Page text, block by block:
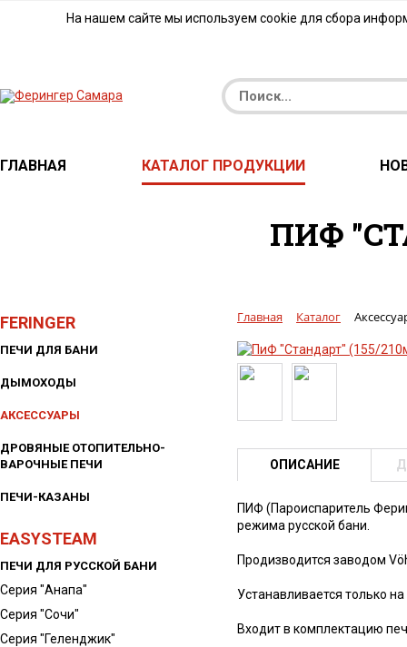
На нашем сайте мы используем cookie для сбора
ГЛАВНАЯ КАТАЛОГ ПРОДУКЦИИ
ПИФ
FERINGER
ПЕЧИ ДЛЯ БАНИ
ДЫМОХОДЫ
АКСЕССУАРЫ
ДРОВЯНЫЕ ОТОПИТЕЛЬНО-
ВАРОЧНЫЕ ПЕЧИ
ПЕЧИ-КАЗАНЫ
EASYSTEAM
ПЕЧИ ДЛЯ РУССКОЙ БАНИ
Серия "Анапа"
Серия "Сочи"
Серия "Геленджик"
Главная Каталог
ОПИСАНИЕ
ПИФ (Пароиспаритель
режима русской бани.
Продизводится заводом
Устанавливается только
Входит в комплектацию